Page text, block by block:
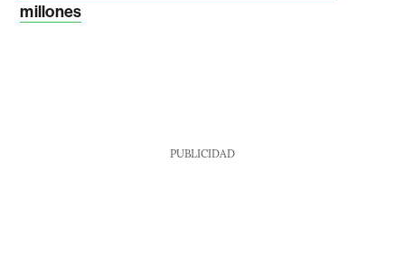
millones
PUBLICIDAD